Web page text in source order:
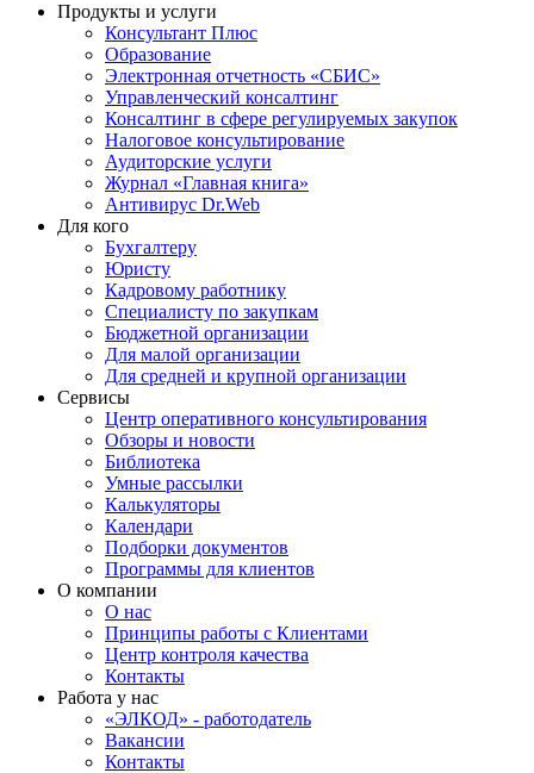
Продукты и услуги
Консультант Плюс
Образование
Электронная отчетность «СБИС»
Управленческий консалтинг
Консалтинг в сфере регулируемых закупок
Налоговое консультирование
Аудиторские услуги
Журнал «Главная книга»
Антивирус Dr.Web
Для кого
Бухгалтеру
Юристу
Кадровому работнику
Специалисту по закупкам
Бюджетной организации
Для малой организации
Для средней и крупной организации
Сервисы
Центр оперативного консультирования
Обзоры и новости
Библиотека
Умные рассылки
Калькуляторы
Календари
Подборки документов
Программы для клиентов
О компании
О нас
Принципы работы с Клиентами
Центр контроля качества
Контакты
Работа у нас
«ЭЛКОД» - работодатель
Вакансии
Контакты